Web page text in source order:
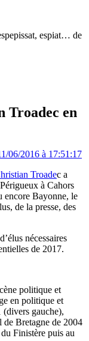
espiat… de
Troadec en
06/2016 à 17:51:17
Troadec a
à Cahors
encore Bayonne, le
de la presse, des
nécessaires
de 2017.
politique et
en politique et
(divers gauche),
de Bretagne de 2004
Finistère puis au